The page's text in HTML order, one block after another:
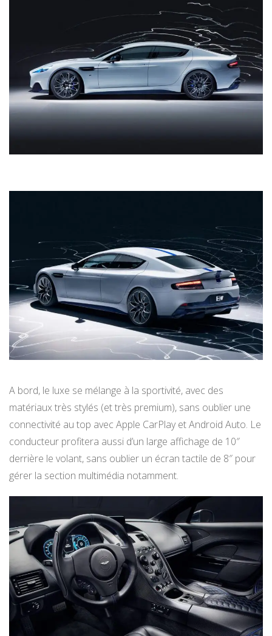
A bord, le luxe se mélange à la sportivité, avec des
matériaux très stylés (et très premium), sans oublier une
connectivité au top avec Apple CarPlay et Android Auto. Le
conducteur profitera aussi d’un large affichage de 10″
derrière le volant, sans oublier un écran tactile de 8″ pour
gérer la section multimédia notamment.